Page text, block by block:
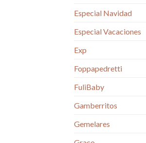
Especial Navidad
Especial Vacaciones
Exp
Foppapedretti
FuliBaby
Gamberritos
Gemelares